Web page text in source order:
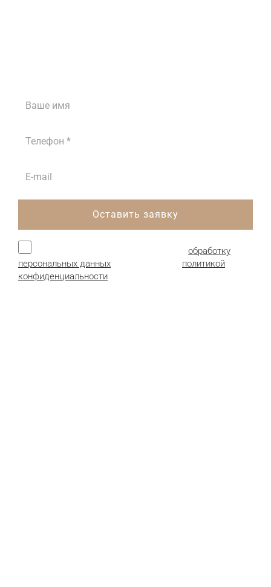
Оставить заявку
обработку
персональных данных
политикой
конфиденциальности